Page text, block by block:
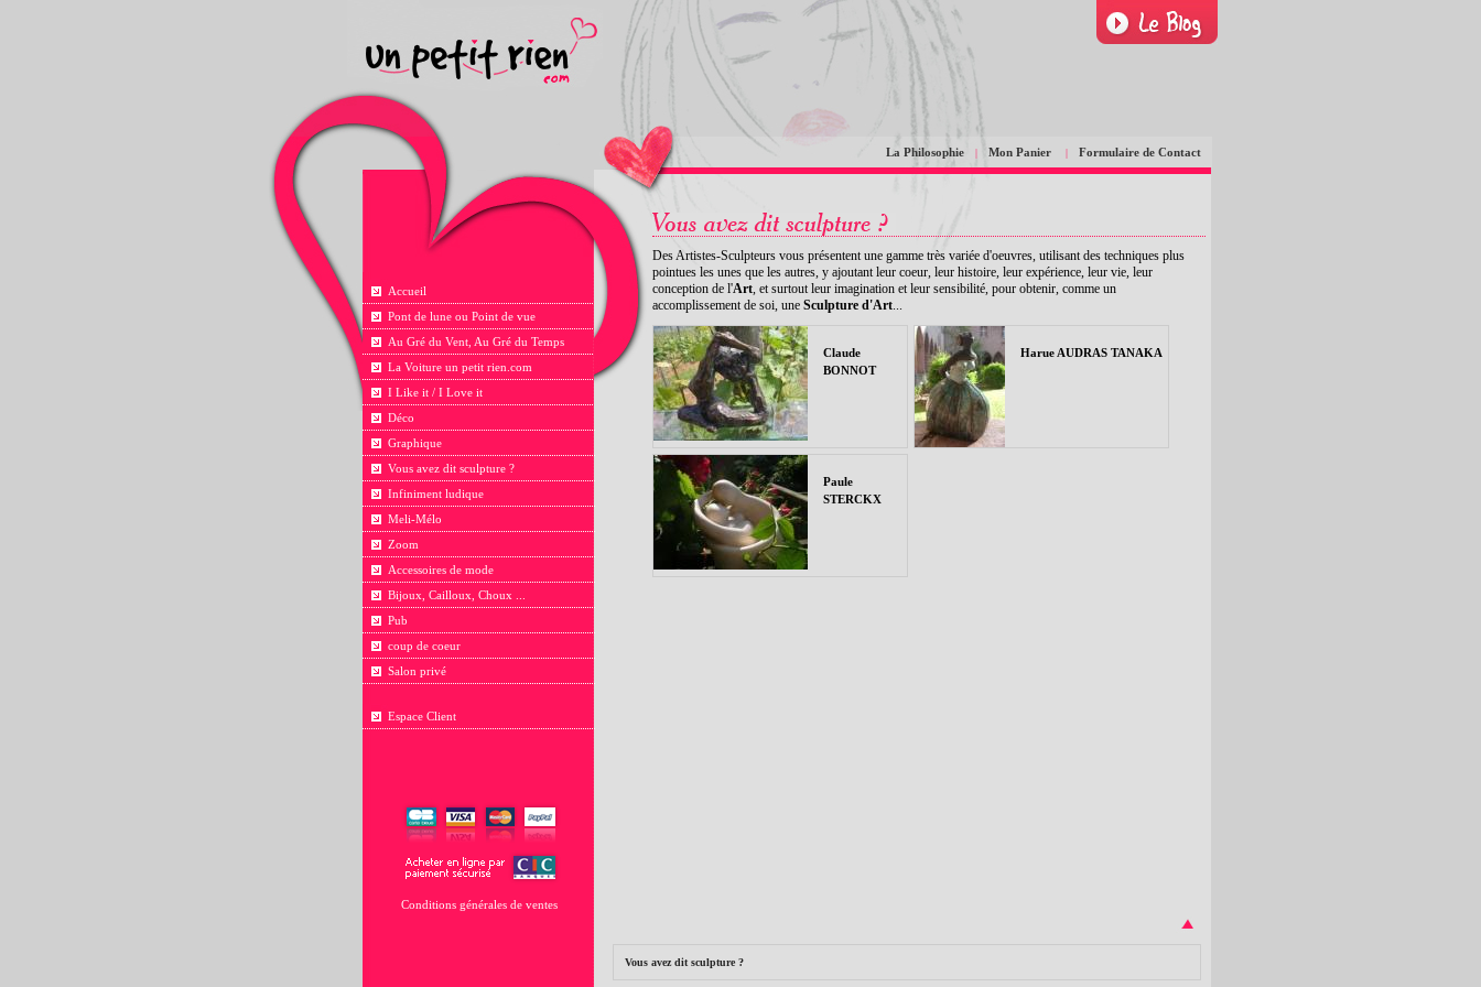
La Philosophie | Mon Panier | Formulaire de Contact
Accueil
Pont de lune ou Point de vue
Au Gré du Vent, Au Gré du Temps
La Voiture un petit rien.com
I Like it / I Love it
Déco
Graphique
Vous avez dit sculpture ?
Infiniment ludique
Meli-Mélo
Zoom
Accessoires de mode
Bijoux, Cailloux, Choux ...
Pub
coup de coeur
Salon privé
Espace Client
Conditions générales de ventes
Des Artistes-Sculpteurs vous présentent une gamme très variée d'oeuvres, utilisant des techniques plus
pointues les unes que les autres, y ajoutant leur coeur, leur histoire, leur expérience, leur vie, leur
conception de l'Art, et surtout leur imagination et leur sensibilité, pour obtenir, comme un
accomplissement de soi, une Sculpture d'Art...
Claude
BONNOT
Harue AUDRAS TANAKA
Paule
STERCKX
Vous avez dit sculpture ?